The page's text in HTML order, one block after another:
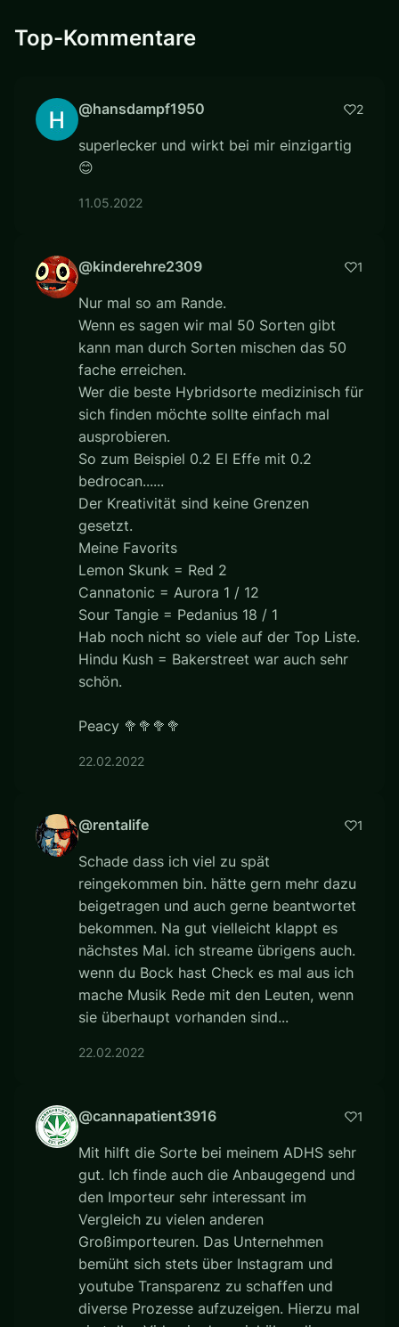
Top-Kommentare
@hansdampf1950 2
superlecker und wirkt bei mir einzigartig
😊
11.05.2022
@kinderehre2309 1
Nur mal so am Rande.
Wenn es sagen wir mal 50 Sorten gibt
kann man durch Sorten mischen das 50
fache erreichen.
Wer die beste Hybridsorte medizinisch für
sich finden möchte sollte einfach mal
ausprobieren.
So zum Beispiel 0.2 El Effe mit 0.2
bedrocan......
Der Kreativität sind keine Grenzen
gesetzt.
Meine Favorits
Lemon Skunk = Red 2
Cannatonic = Aurora 1 / 12
Sour Tangie = Pedanius 18 / 1
Hab noch nicht so viele auf der Top Liste.
Hindu Kush = Bakerstreet war auch sehr
schön.
Peacy 🥦🥦🥦🥦
22.02.2022
@rentalife 1
Schade dass ich viel zu spät
reingekommen bin. hätte gern mehr dazu
beigetragen und auch gerne beantwortet
bekommen. Na gut vielleicht klappt es
nächstes Mal. ich streame übrigens auch.
wenn du Bock hast Check es mal aus ich
mache Musik Rede mit den Leuten, wenn
sie überhaupt vorhanden sind...
22.02.2022
@cannapatient3916 1
Mit hilft die Sorte bei meinem ADHS sehr
gut. Ich finde auch die Anbaugegend und
den Importeur sehr interessant im
Vergleich zu vielen anderen
Großimporteuren. Das Unternehmen
bemüht sich stets über Instagram und
youtube Transparenz zu schaffen und
diverse Prozesse aufzuzeigen. Hierzu mal